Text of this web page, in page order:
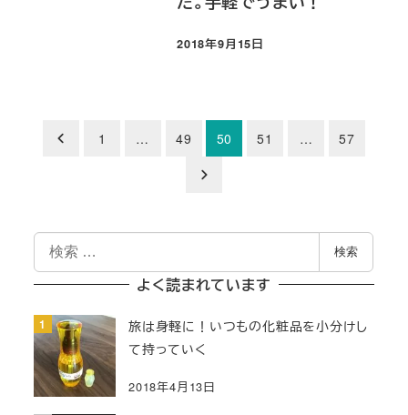
投稿日
2018年9月15日
ペ
ー
ジ
送
り
1 … 49 50 51 … 57
検
索
検索
よく読まれています
旅は身軽に！いつもの化粧品を小分けし
て持っていく
2018年4月13日